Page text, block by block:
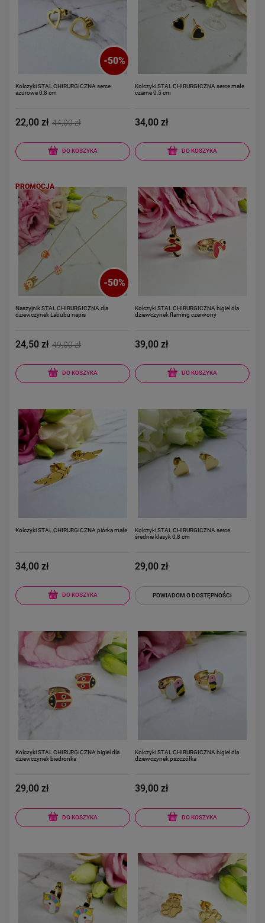
-50%
Kolczyki STAL CHIRURGICZNA serce
ażurowe 0,8 cm
22,00 zł 44,00 zł
DO KOSZYKA
Kolczyki STAL CHIRURGICZNA serce małe
czarne 0,5 cm
34,00 zł
DO KOSZYKA
-50%
Naszyjnik STAL CHIRURGICZNA dla
dziewczynek Labubu napis
24,50 zł 49,00 zł
DO KOSZYKA
PROMOCJA
Kolczyki STAL CHIRURGICZNA bigiel dla
dziewczynek flaming czerwony
39,00 zł
DO KOSZYKA
Kolczyki STAL CHIRURGICZNA piórka małe
34,00 zł
DO KOSZYKA
Kolczyki STAL CHIRURGICZNA serce
średnie klasyk 0,8 cm
29,00 zł
POWIADOM O DOSTĘPNOŚCI
Kolczyki STAL CHIRURGICZNA bigiel dla
dziewczynek biedronka
29,00 zł
DO KOSZYKA
Kolczyki STAL CHIRURGICZNA bigiel dla
dziewczynek pszczółka
39,00 zł
DO KOSZYKA